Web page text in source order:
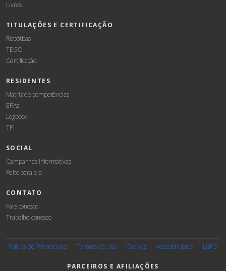
Livros
TITULAÇÕES E CERTIFICAÇÃO
Robóticas
TEGO
Certificação
RESIDENTES
Matriz de competências
EPAs
Logbook
TPI
SOCIAL
Campanhas informativas
Feito para ela
CONTATO
Fale conosco
Trabalhe conosco
Política de Privacidade Termos de Uso Cookies Acessibilidade LGPD
PARCEIROS E AFILIAÇÕES